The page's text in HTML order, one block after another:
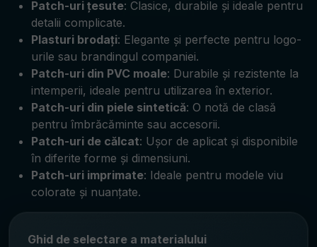
Patch-uri țesute: Clasice, durabile și ideale pentru
detalii complicate.
Plasturi brodați: Elegante și perfecte pentru logo-
urile sau brandingul companiei.
Patch-uri din PVC moale: Durabile și rezistente la
intemperii, ideale pentru utilizarea în exterior.
Patch-uri din piele sintetică: O notă de clasă
pentru îmbrăcăminte sau accesorii.
Patch-uri de călcat: Ușor de aplicat și disponibile
în diferite forme și dimensiuni.
Patch-uri imprimate: Ideale pentru modele viu
colorate și nuanțate.
Ghid de selectare a materialului